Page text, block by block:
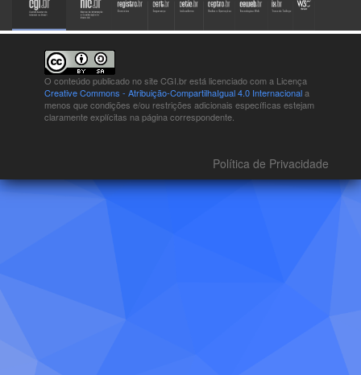
O conteúdo publicado no site CGI.br está licenciado com a Licença
Creative Commons - Atribuição-CompartilhaIgual 4.0 Internacionala
menos que condições e/ou restrições adicionais específicas estejam
claramente explícitas na página correspondente.
Política de Privacidade